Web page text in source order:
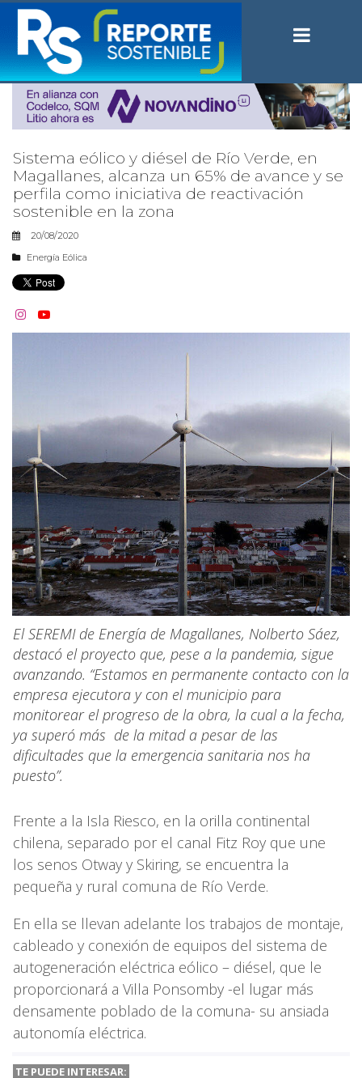
Sistema eólico y diésel de Río Verde, en
Magallanes, alcanza un 65% de avance y se
perfila como iniciativa de reactivación
sostenible en la zona
20/08/2020
Energía Eólica
 
El SEREMI de Energía de Magallanes, Nolberto Sáez,
destacó el proyecto que, pese a la pandemia, sigue
avanzando. “Estamos en permanente contacto con la
empresa ejecutora y con el municipio para
monitorear el progreso de la obra, la cual a la fecha,
ya superó más de la mitad a pesar de las
dificultades que la emergencia sanitaria nos ha
puesto”.
Frente a la Isla Riesco, en la orilla continental
chilena, separado por el canal Fitz Roy que une
los senos Otway y Skiring, se encuentra la
pequeña y rural comuna de Río Verde.
En ella se llevan adelante los trabajos de montaje,
cableado y conexión de equipos del sistema de
autogeneración eléctrica eólico – diésel, que le
proporcionará a Villa Ponsomby -el lugar más
densamente poblado de la comuna- su ansiada
autonomía eléctrica.
TE PUEDE INTERESAR: